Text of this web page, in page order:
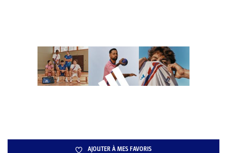
AJOUTER À MES FAVORIS